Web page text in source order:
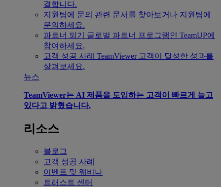
결합니다.
지원팀에 문의 관련 문서를 찾아보거나 지원팀에
문의하세요.
파트너 되기
글로벌 파트너 프로그램인 TeamUP에
참여하세요.
고객 성공 사례 TeamViewer 고객이 달성한 성과를
살펴보세요.
뉴스
TeamViewer는 AI 제품을 도입하는 고객이 빠르게 늘고
있다고 밝혔습니다.
리소스
블로그
고객 성공 사례
이벤트 및 웨비나
트러스트 센터